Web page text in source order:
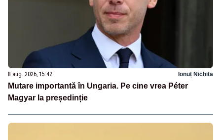
8 aug. 2026, 15:42 Ionuț Nichita
Mutare importantă în Ungaria. Pe cine vrea Péter
Magyar la președinție